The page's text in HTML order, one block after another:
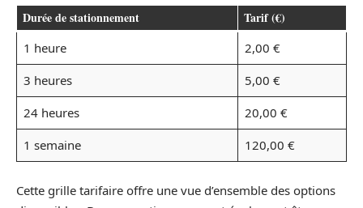
Durée de stationnement Tarif (€)
1 heure
2,00 €
3 heures
5,00 €
24 heures
20,00 €
1 semaine
120,00 €
Cette grille tarifaire offre une vue d’ensemble des options